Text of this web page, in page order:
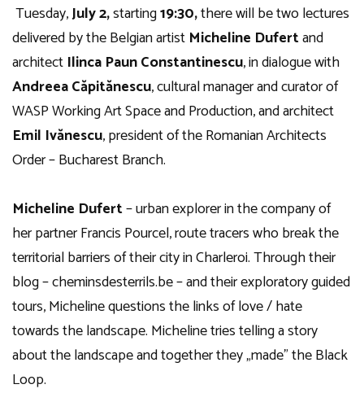
Tuesday,July 2,starting19:30,there will be two lectures
delivered by the Belgian artist Micheline Dufertand
architect Ilinca Paun Constantinescu, in dialogue with
Andreea Căpitănescu, cultural manager and curator of
WASP Working Art Space and Production, and architect
Emil Ivănescu, president of the Romanian Architects
Order – Bucharest Branch.
Micheline Dufert– urban explorer in the company of
her partner Francis Pourcel, route tracers who break the
territorial barriers of their city in Charleroi. Through their
blog – cheminsdesterrils.be – and their exploratory guided
tours, Micheline questions the links of love / hate
towards the landscape. Micheline tries telling a story
about the landscape and together they „made” the Black
Loop.